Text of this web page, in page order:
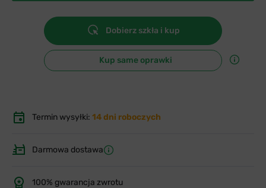
Dobierz szkła i kup
Kup same oprawki
Termin wysyłki: 14 dni roboczych
Darmowa dostawa
100% gwarancja zwrotu